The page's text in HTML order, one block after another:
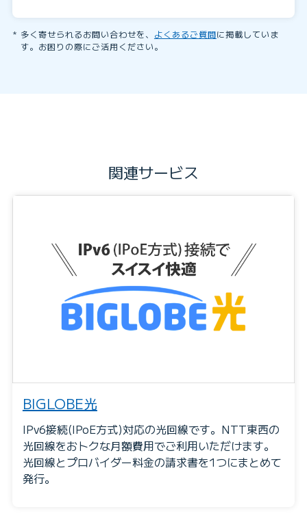
多く寄せられるお問い合わせを、 よくあるご質問に掲載していま
す。お困りの際にご活用ください。
関連サービス
BIGLOBE光
IPv6接続(IPoE方式)対応の光回線です。NTT東西の
光回線をおトクな月額費用でご利用いただけます。
光回線とプロバイダー料金の請求書を1つにまとめて
発行。